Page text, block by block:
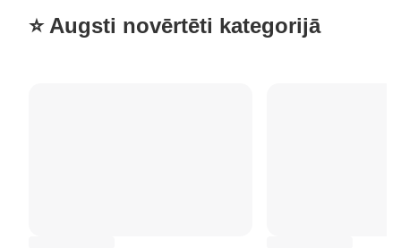
⭐ Augsti novērtēti kategorijā